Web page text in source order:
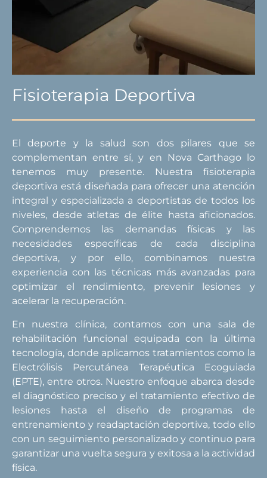
Fisioterapia Deportiva
El deporte y la salud son dos pilares que se
complementan entre sí, y en Nova Carthago lo
tenemos muy presente. Nuestra fisioterapia
deportiva está diseñada para ofrecer una atención
integral y especializada a deportistas de todos los
niveles, desde atletas de élite hasta aficionados.
Comprendemos las demandas físicas y las
necesidades específicas de cada disciplina
deportiva, y por ello, combinamos nuestra
experiencia con las técnicas más avanzadas para
optimizar el rendimiento, prevenir lesiones y
acelerar la recuperación.
En nuestra clínica, contamos con una sala de
rehabilitación funcional equipada con la última
tecnología, donde aplicamos tratamientos como la
Electrólisis Percutánea Terapéutica Ecoguiada
(EPTE), entre otros. Nuestro enfoque abarca desde
el diagnóstico preciso y el tratamiento efectivo de
lesiones hasta el diseño de programas de
entrenamiento y readaptación deportiva, todo ello
con un seguimiento personalizado y continuo para
garantizar una vuelta segura y exitosa a la actividad
física.